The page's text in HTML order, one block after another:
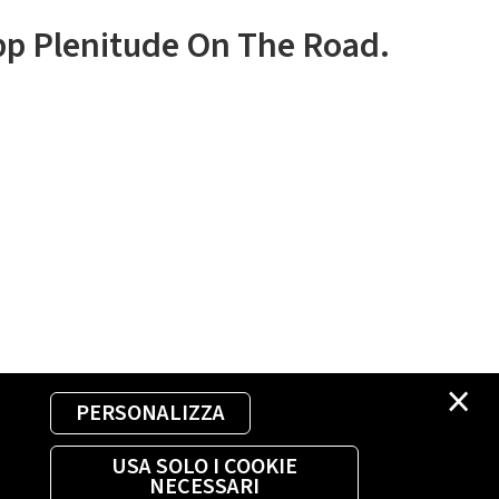
×
PERSONALIZZA
USA SOLO I COOKIE
NECESSARI
Plenitude On The Road.